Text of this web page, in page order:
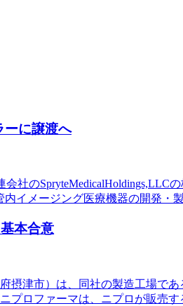
ーに譲渡へ
社の
イメージング医療機器の開発・
本合意
津市）は、同社の製造工場で
プロファーマは、ニプロが販売